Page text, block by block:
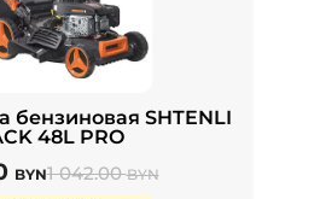
бензиновая SHTENLI
48L PRO
BYN1 042.00BYN